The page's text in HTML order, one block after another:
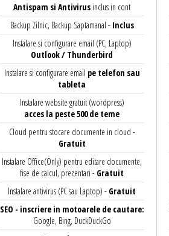
Antispam si Antivirus inclus in cont
Backup Zilnic, Backup Saptamanal -Inclus
Instalare si configurare email (PC, Laptop)
Outlook / Thunderbird
Instalare si configurare email pe telefon sau
tableta
Instalare website gratuit (wordpress)
acces la peste 500 de teme
Cloud pentru stocare documente in cloud -
Gratuit
Instalare Office(Only) pentru editare documente,
fise de calcul, prezentari - Gratuit
Instalare antivirus (PC sau Laptop) - Gratuit
SEO - inscriere in motoarele de cautare:
Google, Bing, DuckDuckGo